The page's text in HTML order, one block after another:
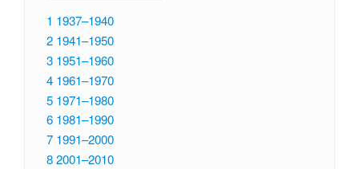
1 1937–1940
2 1941–1950
3 1951–1960
4 1961–1970
5 1971–1980
6 1981–1990
7 1991–2000
82001–2010